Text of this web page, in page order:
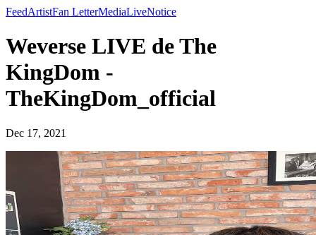
FeedArtistFan LetterMediaLiveNotice
Weverse LIVE de The
KingDom -
TheKingDom_official
Dec 17, 2021